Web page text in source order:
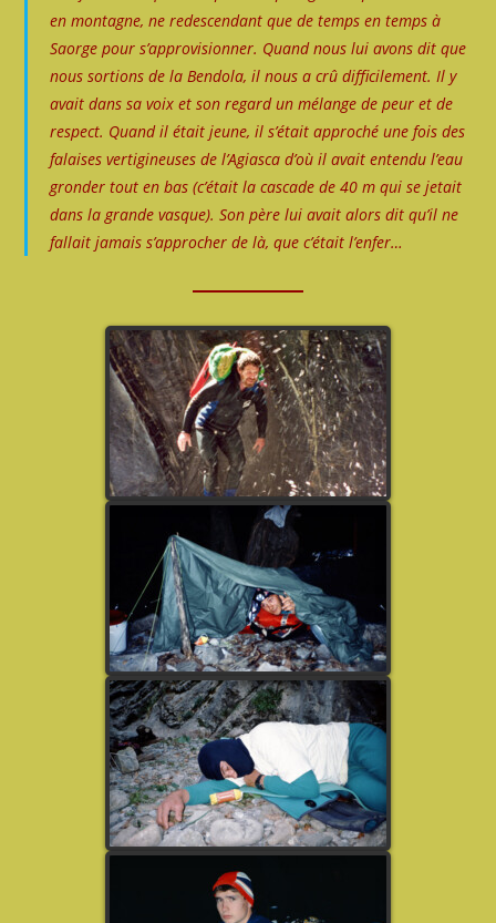
en montagne, ne redescendant que de temps en temps à
Saorge pour s’approvisionner. Quand nous lui avons dit que
nous sortions de la Bendola, il nous a crû difficilement. Il y
avait dans sa voix et son regard un mélange de peur et de
respect. Quand il était jeune, il s’était approché une fois des
falaises vertigineuses de l’Agiasca d’où il avait entendu l’eau
gronder tout en bas(c’était la cascade de 40 m qui se jetait
dans la grande vasque). Son père lui avait alors dit qu’il ne
fallait jamais s’approcher de là, que c’était l’enfer…